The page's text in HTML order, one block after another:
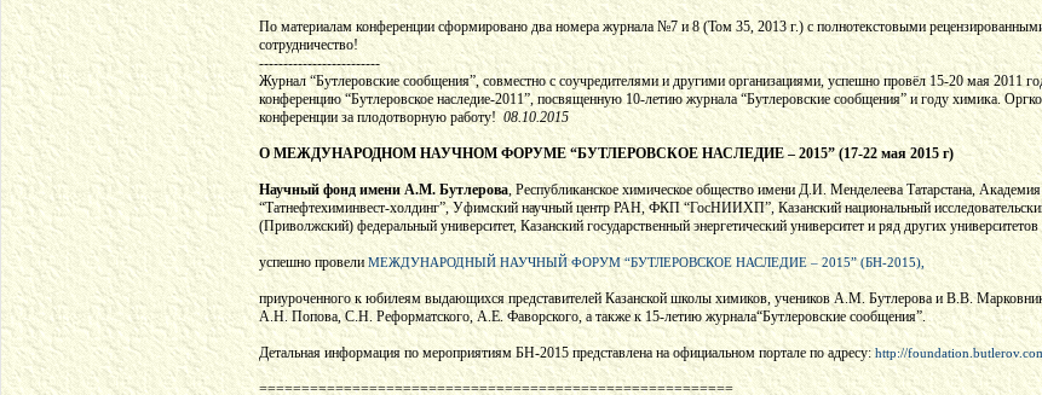
По материалам конференции сформировано два номера журнала №7 и 8 (Том 35, 2013 г.) с полнотекстовыми
сотрудничество!
-------------------------
Журнал “Бутлеровские сообщения”, совместно с соучредителями и другими организациями, успешно провёл 15-20 мая 2011
конференцию “Бутлеровское наследие-2011”, посвященную 10-летию журнала “Бутлеровские сообщения” и году химика.
конференции за плодотворную работу! 08.10.2015
О МЕЖДУНАРОДНОМ НАУЧНОМ ФОРУМЕ “БУТЛЕРОВСКОЕ НАСЛЕДИЕ – 2015” (17-22 мая 2015 г)
Научный фонд имени А.М. Бутлерова, Республиканское химическое общество имени Д.И. Менделеева Татарстана,
“Татнефтехиминвест-холдинг”, Уфимский научный центр РАН, ФКП “ГосНИИХП”, Казанский национальный исследовательский
(Приволжский) федеральный университет, Казанский государственный энергетический университет и ряд других университетов
успешно провели МЕЖДУНАРОДНЫЙ НАУЧНЫЙ ФОРУМ “БУТЛЕРОВСКОЕ НАСЛЕДИЕ – 2015” (БН-2015),
приуроченного к юбилеям выдающихся представителей Казанской школы химиков, учеников А.М. Бутлерова и В.В.
А.Н. Попова, С.Н. Реформатского, А.Е. Фаворского, а также к 15-летию журнала“Бутлеровские сообщения”.
Детальная информация по мероприятиям БН-2015 представлена на официальном портале по адресу:http://
========================================================